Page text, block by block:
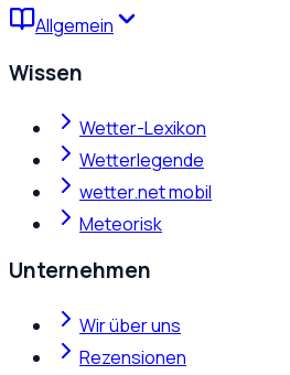
Allgemein
Wissen
Wetter-Lexikon
Wetterlegende
wetter.net mobil
Meteorisk
Unternehmen
Wir über uns
Rezensionen